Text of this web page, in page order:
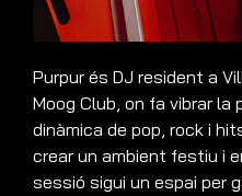
Purpur és DJ resident a
Moog Club, on fa vibrar
dinàmica de pop, rock i
crear un ambient festiu i
sessió sigui un espai per